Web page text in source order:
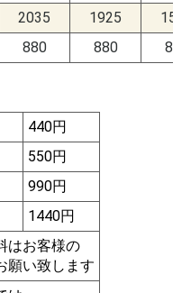
2035 1925
880 880 880
440円
550円
990円
1440円
はお客様の
願い致します